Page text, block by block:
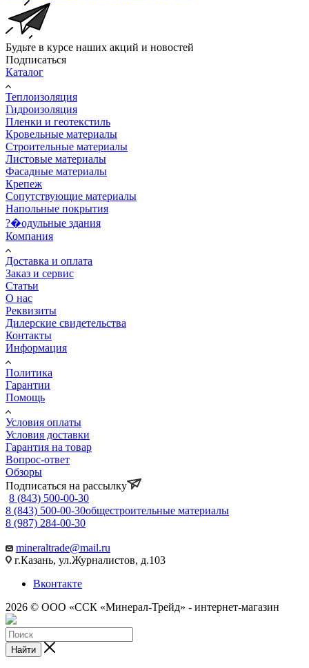
Будьте в курсе наших акций и новостей
Подписаться
Каталог
Теплоизоляция
Гидроизоляция
Пленки и геотекстиль
Кровельные материалы
Строительные материалы
Листовые материалы
Фасадные материалы
Крепеж
Сопутствующие материалы
Напольные покрытия
?�одульные здания
Компания
Доставка и оплата
Заказ и сервис
Статьи
О нас
Реквизиты
Дилерские свидетельства
Контакты
Информация
Политика
Гарантии
Помощь
Условия оплаты
Условия доставки
Гарантия на товар
Вопрос-ответ
Обзоры
Подписаться на рассылку
8 (843) 500-00-30
8 (843) 500-00-30общестроительные материалы
8 (987) 284-00-30
mineraltrade@mail.ru
г.Казань, ул.Журналистов, д.103
Вконтакте
2026 © ООО «ССК «Минерал-Трейд» - интернет-магазин
Найти